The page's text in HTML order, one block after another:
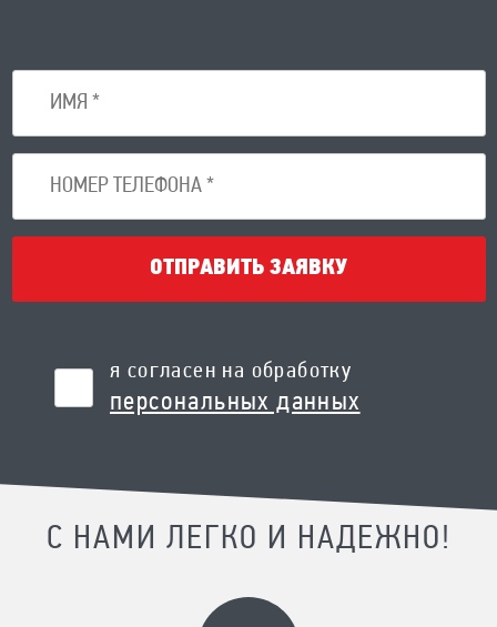
ОТПРАВИТЬ ЗАЯВКУ
я согласен на обработку
персональных данных
С НАМИ ЛЕГКО И НАДЕЖНО!